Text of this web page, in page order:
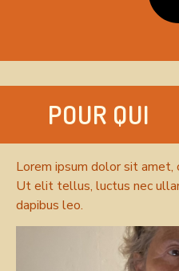
POUR QUI
Lorem ipsum dolor sit
Ut elit tellus, luctus nec
dapibus leo.